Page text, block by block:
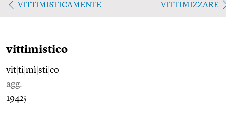
VITTIMISTICAMENTE VITTIMIZZARE
vittimistico
vit ti mì sti co
agg.
1942;